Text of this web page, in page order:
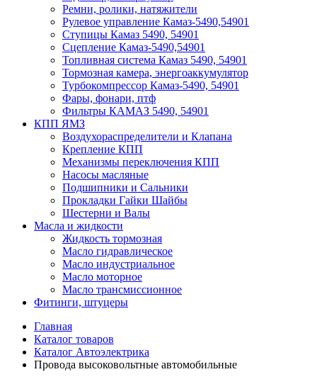
Ремни, ролики, натяжители
Рулевое управление Камаз-5490,54901
Ступицы Камаз 5490, 54901
Сцепление Камаз-5490,54901
Топливная система Камаз 5490, 54901
Тормозная камера, энергоаккумулятор
Турбокомпрессор Камаз-5490, 54901
Фары, фонари, птф
Фильтры КАМАЗ 5490, 54901
КПП ЯМЗ
Воздухораспределители и Клапана
Крепление КПП
Механизмы переключения КПП
Насосы масляные
Подшипники и Сальники
Прокладки Гайки Шайбы
Шестерни и Валы
Масла и жидкости
Жидкость тормозная
Масло гидравлическое
Масло индустриальное
Масло моторное
Масло трансмиссионное
Фитинги, штуцеры
Главная
Каталог товаров
Каталог Автоэлектрика
Провода высоковольтные автомобильные